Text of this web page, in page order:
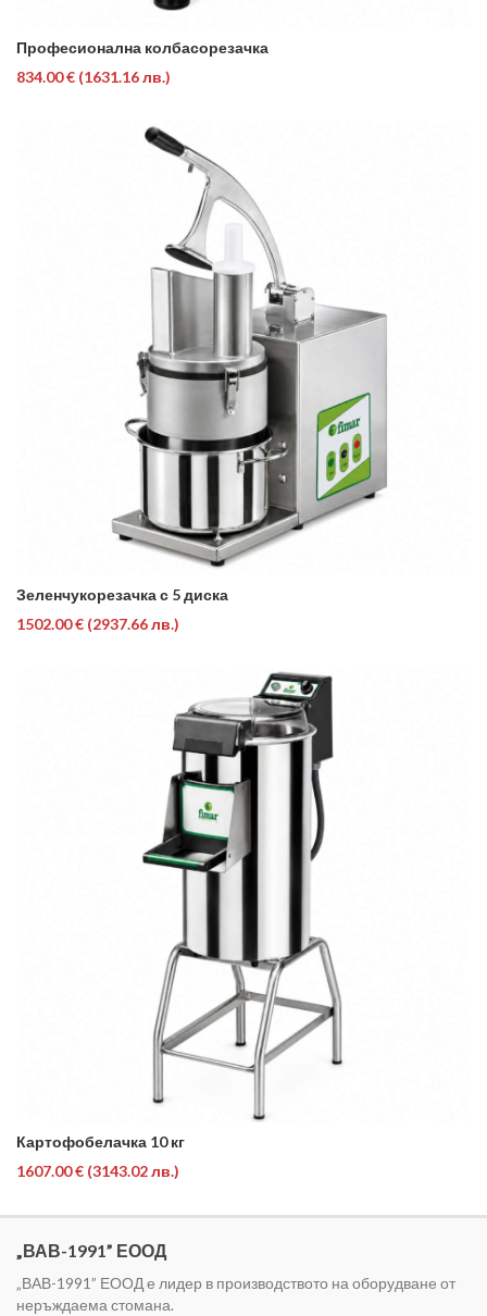
Професионална колбасорезачка
834.00 € (1631.16 лв.)
Зеленчукорезачка с 5 диска
1502.00 € (2937.66 лв.)
Картофобелачка 10 кг
1607.00 € (3143.02 лв.)
„ВАВ-1991” ЕООД
„ВАВ-1991” ЕООД е лидер в производството на оборудване от
неръждаема стомана.